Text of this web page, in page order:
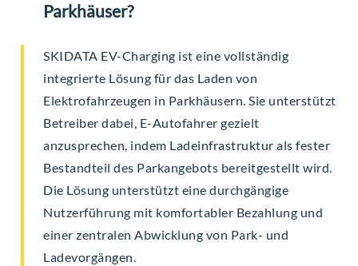
Parkhäuser?
SKIDATA EV-Charging ist eine vollständig
integrierte Lösung für das Laden von
Elektrofahrzeugen in Parkhäusern. Sie unterstützt
Betreiber dabei, E-Autofahrer gezielt
anzusprechen, indem Ladeinfrastruktur als fester
Bestandteil des Parkangebots bereitgestellt wird.
Die Lösung unterstützt eine durchgängige
Nutzerführung mit komfortabler Bezahlung und
einer zentralen Abwicklung von Park- und
Ladevorgängen.